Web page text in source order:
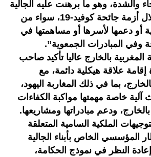
والشدة، وهو ما برهنت عليه الجالية
المغربية بالخارج خلال أزمة جائحة كوفيد-19، سواء من
أو دعمها لأسرها أو مساهمتها في
وفي المبادرات الجمعوية”.
بالخارج عاليا تأكيد صاحب
علاقة هيكلية دائمة، مع
بما في ذلك المغاربة اليهود،
آلية خاصة مهمتها مواكبة الكفاءات
ودعم مبادراتها ومشاريعها.
الملكية السامية المتعلقة
المؤسسي الخاص بأبناء الجالية
النظر في نموذج الحكامة،